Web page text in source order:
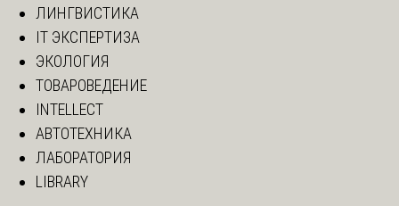
ЛИНГВИСТИКА
IT ЭКСПЕРТИЗА
ЭКОЛОГИЯ
ТОВАРОВЕДЕНИЕ
INTELLECT
АВТОТЕХНИКА
ЛАБОРАТОРИЯ
LIBRARY